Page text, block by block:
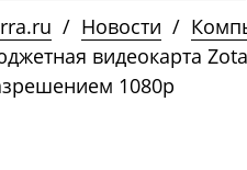
/ Новости /
видеокарта
1080p